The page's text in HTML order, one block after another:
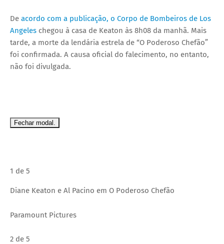
De acordo com a publicação, o Corpo de Bombeiros de Los
Angeles chegou à casa de Keaton às 8h08 da manhã. Mais
tarde, a morte da lendária estrela de “O Poderoso Chefão”
foi confirmada. A causa oficial do falecimento, no entanto,
não foi divulgada.
Fechar modal.
1 de 5
Diane Keaton e Al Pacino em O Poderoso Chefão
Paramount Pictures
2 de 5